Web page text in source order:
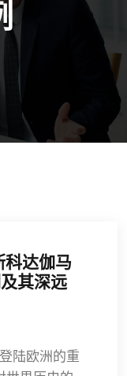
科达伽马
其深远
陆欧洲的重